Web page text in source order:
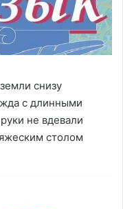
снизу
с длинными
не вдевали
столом